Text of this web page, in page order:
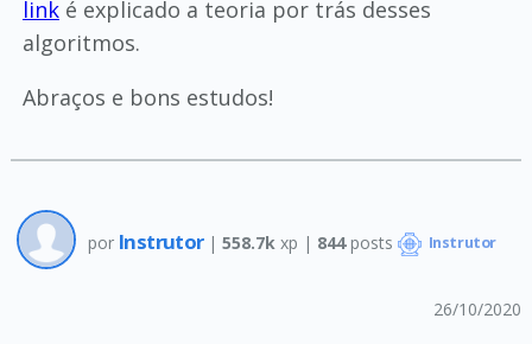
linké explicado a teoria por trás desses
algoritmos.
Abraços e bons estudos!
por Instrutor | 558.7k xp | 844posts Instrutor
26/10/2020